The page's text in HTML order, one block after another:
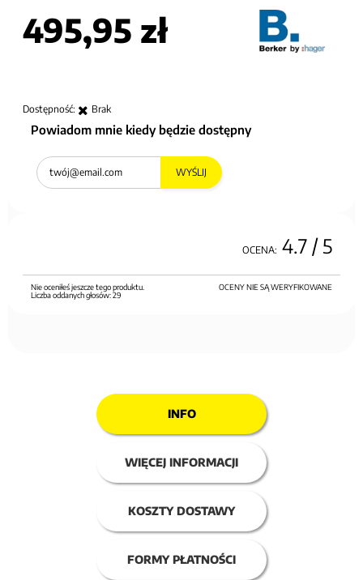
495,95 zł
Dostępność: Brak
Powiadom mnie kiedy będzie dostępny
WYŚLIJ
OCENA: 4.7 / 5
OCENY NIE SĄ WERYFIKOWANE
Nie oceniłeś jeszcze tego produktu.
Liczba oddanych głosów:29
INFO
WIĘCEJ INFORMACJI
KOSZTY DOSTAWY
FORMY PŁATNOŚCI